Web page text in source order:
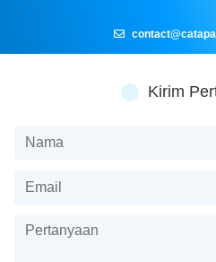
Kirim